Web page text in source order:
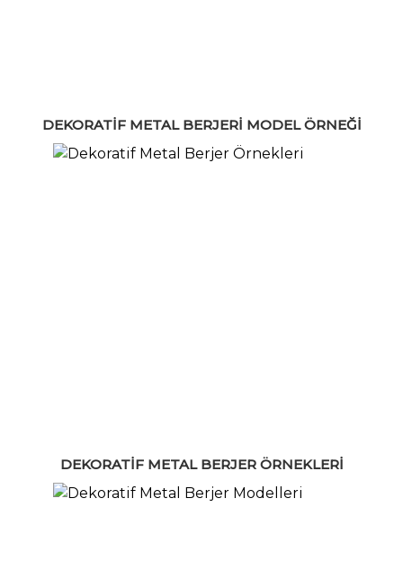
DEKORATIF METAL BERJERI MODEL ÖRNEĞI
DEKORATIF METAL BERJER ÖRNEKLERI